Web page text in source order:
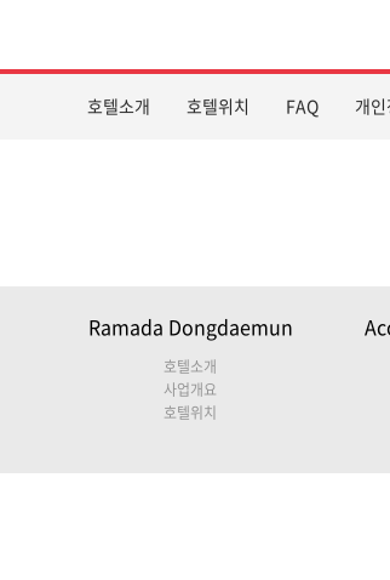
호텔소개 호텔위치 FAQ 개
Ramada Dongdaemun
호텔소개
사업개요
호텔위치